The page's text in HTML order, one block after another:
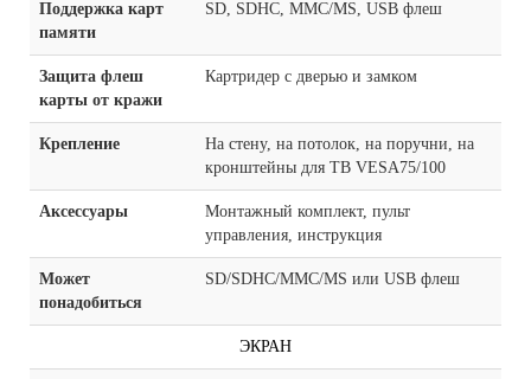
Поддержка карт
памяти
SD, SDHC, MMC/MS, USB флеш
Защита флеш
карты от кражи
Картридер с дверью и замком
Крепление
На стену, на потолок, на поручни, на
кронштейны для ТВ VESA75/100
Аксессуары
Монтажный комплект, пульт
управления, инструкция
Может
понадобиться
SD/SDHC/MMC/MS или USB флеш
ЭКРАН